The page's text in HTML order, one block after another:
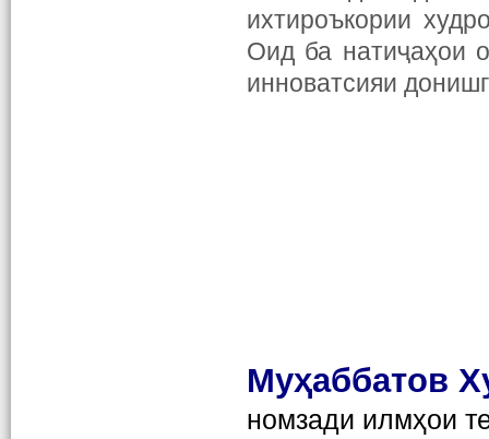
ихтироъкории
Оид ба натиҷаҳои
инноватсияи
Муҳаббатов
номзади илмҳои